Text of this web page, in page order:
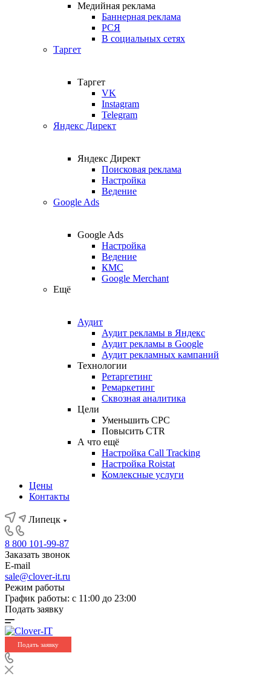
Медийная реклама
Баннерная реклама
РСЯ
В социальных сетях
Таргет
Таргет
VK
Instagram
Telegram
Яндекс Директ
Яндекс Директ
Поисковая реклама
Настройка
Ведение
Google Ads
Google Ads
Настройка
Ведение
КМС
Google Merchant
Ещё
Аудит
Аудит рекламы в Яндекс
Аудит рекламы в Google
Аудит рекламных кампаний
Технологии
Ретаргетинг
Ремаркетинг
Сквозная аналитика
Цели
Уменьшить CPC
Повысить CTR
А что ещё
Настройка Call Tracking
Настройка Roistat
Комлексные услуги
Цены
Контакты
Липецк
8 800 101-99-87
Заказать звонок
E-mail
sale@clover-it.ru
Режим работы
График работы: с 11:00 до 23:00
Подать заявку
Подать заявку